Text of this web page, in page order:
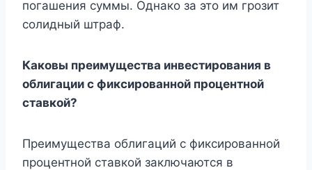
погашения суммы. Однако за это им грозит
солидный штраф.
Каковы преимущества инвестирования в
облигации с фиксированной процентной
ставкой?
Преимущества облигаций с фиксированной
процентной ставкой заключаются в